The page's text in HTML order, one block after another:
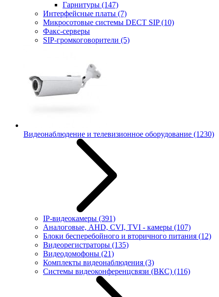
Гарнитуры (147)
Интерфейсные платы (7)
Микросотовые системы DECT SIP(10)
Факс-серверы
SIP-громкоговорители (5)
Видеонаблюдение и телевизионное оборудование (1230)
IP-видеокамеры (391)
Аналоговые, AHD, CVI, TVI - камеры (107)
Блоки бесперебойного и вторичного питания (12)
Видеорегистраторы (135)
Видеодомофоны (21)
Комплекты видеонаблюдения (3)
Системы видеоконференцсвязи (ВКС) (116)